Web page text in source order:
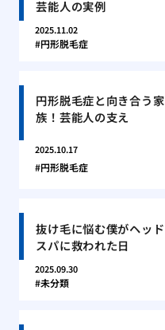
芸能人の実例
2025.11.02
円形脱毛症
円形脱毛症と向き合う家
族！芸能人の支え
2025.10.17
円形脱毛症
抜け毛に悩む僕がヘッド
スパに救われた日
2025.09.30
未分類